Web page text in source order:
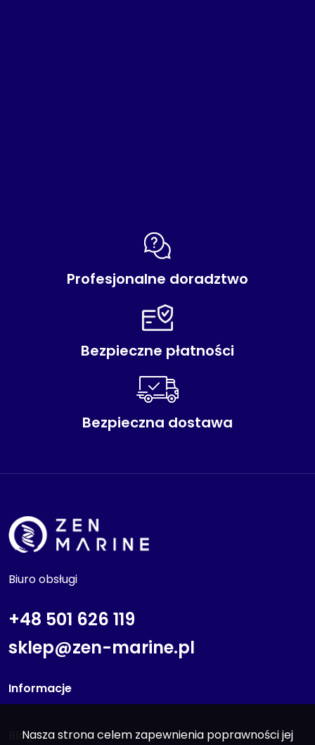
Profesjonalne doradztwo
Bezpieczne płatności
Bezpieczna dostawa
Biuro obsługi
+48 501 626 119
sklep@zen-marine.pl
Informacje
Blog
Nasza strona celem zapewnienia poprawności jej